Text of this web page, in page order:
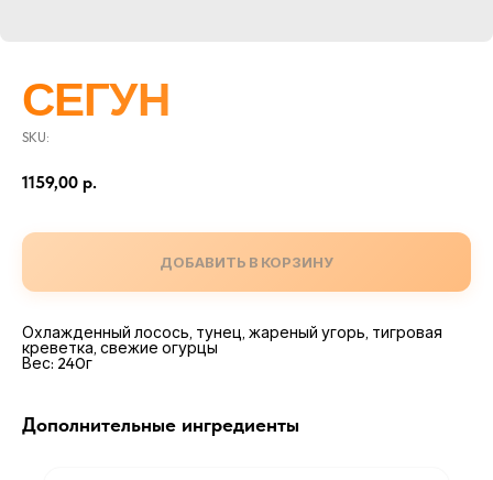
СЕГУН
SKU:
1159,00 р.
ДОБАВИТЬ В КОРЗИНУ
Охлажденный лосось, тунец, жареный угорь, тигровая
креветка, свежие огурцы
Вес: 240г
Дополнительные ингредиенты